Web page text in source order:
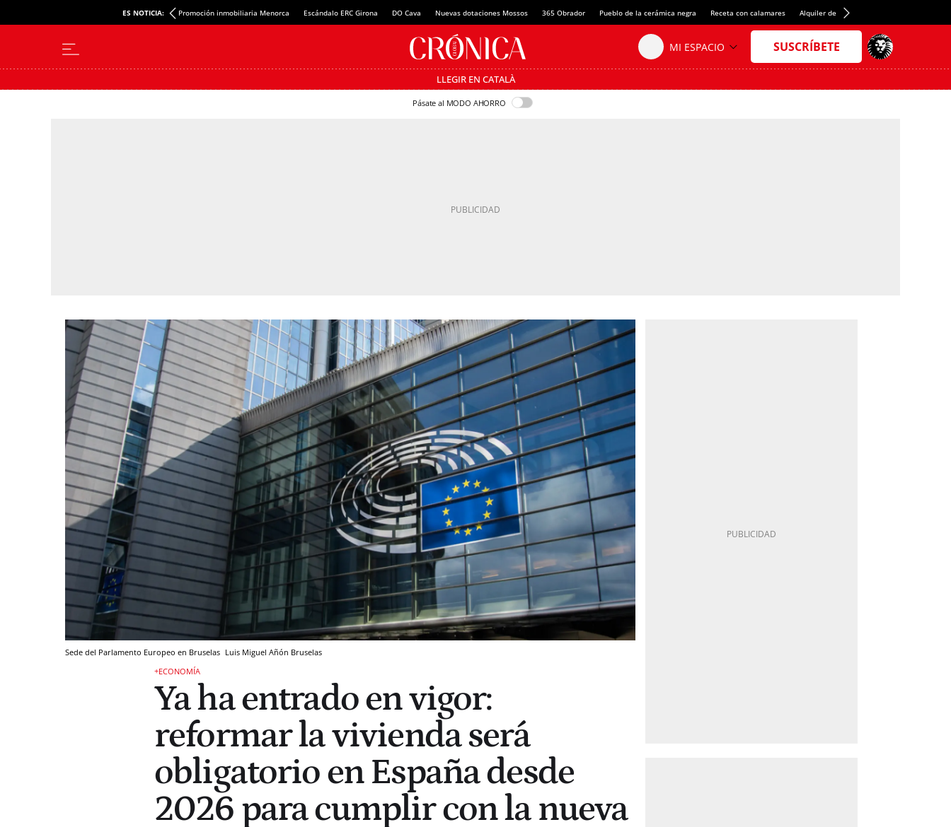
ES NOTICIA: Promoción inmobiliaria Menorca Escándalo ERC Girona DO Cava Nuevas dotaciones Mossos 365 Obrador Pueblo de la cerámica negra Receta con calamares Alquiler de habitaciones en España
LLEGIR EN CATALÀ
Pásate al MODO AHORRO
Sede del Parlamento Europeo en Bruselas Luis Miguel Añón Bruselas
+ECONOMÍA
Ya ha entrado en vigor:
reformar la vivienda será
obligatorio en España desde
2026 para cumplir con la nueva